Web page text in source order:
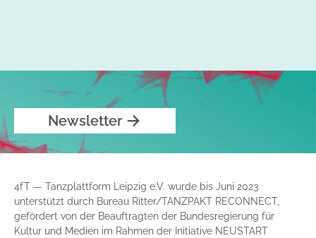
Newsletter
4fT — Tanzplattform Leipzig e.V. wurde bis Juni 2023
unterstützt durch Bureau Ritter/TANZPAKT RECONNECT,
gefördert von der Beauftragten der Bundesregierung für
Kultur und Medien im Rahmen der Initiative NEUSTART